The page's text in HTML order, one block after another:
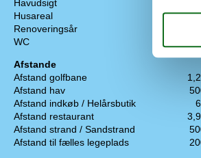
Havudsigt
Husareal
Renoveringsår
WC
Afstande
Afstand golfbane
Afstand hav
Afstand indkøb / Helårsbutik
Afstand restaurant
Afstand strand / Sandstrand
Afstand til fælles legeplads